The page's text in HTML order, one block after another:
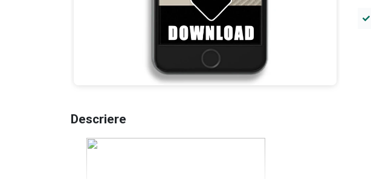
Descriere